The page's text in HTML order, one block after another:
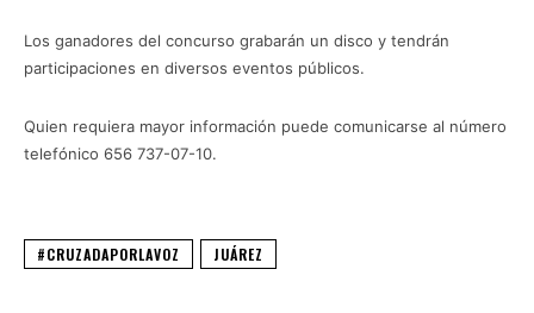
Los ganadores del concurso grabarán un disco y tendrán
participaciones en diversos eventos públicos.
Quien requiera mayor información puede comunicarse al número
telefónico 656 737-07-10.
#CRUZADAPORLAVOZ JUÁREZ